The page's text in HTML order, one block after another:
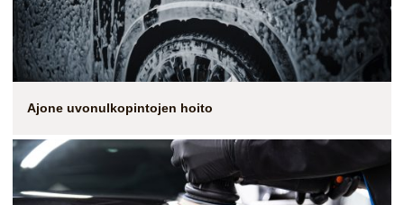
Ajone uvonulkopintojen hoito